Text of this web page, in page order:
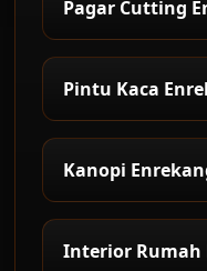
Pagar Cutting
Pintu Kaca
Kanopi
Interior Rumah